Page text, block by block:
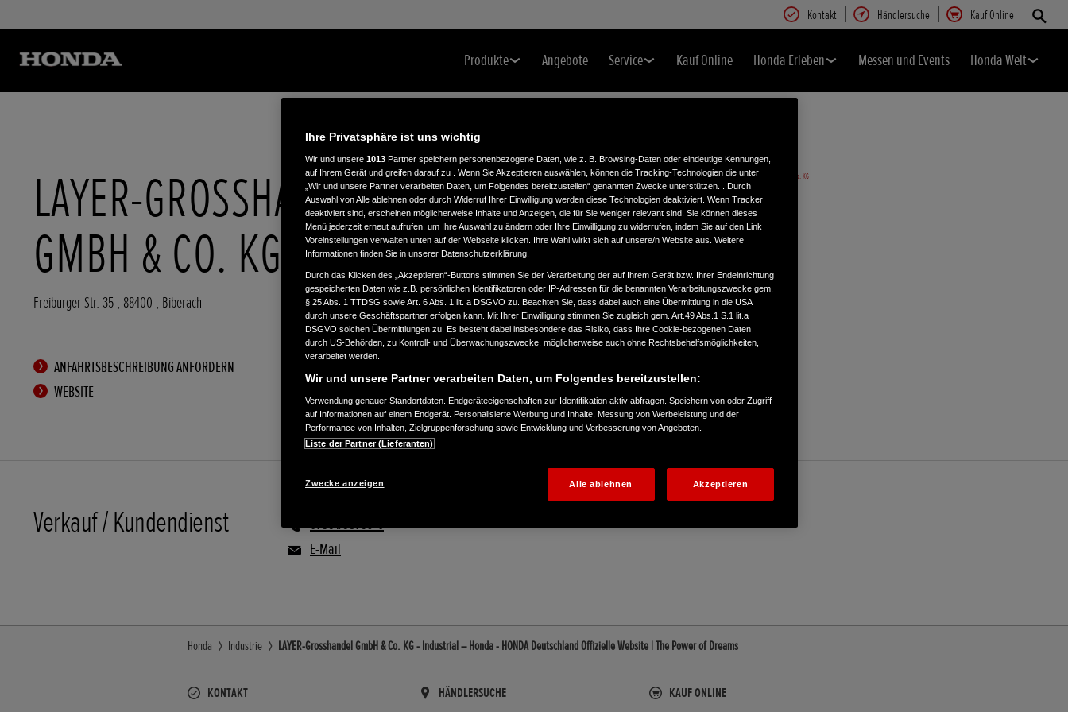
Kontakt Händlersuche Kauf Online
Produkte Angebote Service Kauf Online Honda Erleben Messen und Events Honda Welt
LAYER-GROSSHANDEL
GMBH & CO. KG
Freiburger Str. 35 , 88400 , Biberach
ANFAHRTSBESCHREIBUNG ANFORDERN
WEBSITE
Verkauf / Kundendienst
07351/58759-0
E-Mail
Honda Industrie LAYER-Grosshandel GmbH & Co. KG - Industrial – Honda - HONDA Deutschland Offizielle Website | The Power of Dreams
KONTAKT HÄNDLERSUCHE KAUF ONLINE
Ihre Privatsphäre ist uns wichtig
Wir und unsere 1013 Partner speichern personenbezogene Daten, wie z. B. Browsing-Daten oder eindeutige Kennungen,
auf Ihrem Gerät und greifen darauf zu . Wenn Sie Akzeptieren auswählen, können die Tracking-Technologien die unter
„Wir und unsere Partner verarbeiten Daten, um Folgendes bereitzustellen“ genannten Zwecke unterstützen. . Durch
Auswahl von Alle ablehnen oder durch Widerruf Ihrer Einwilligung werden diese Technologien deaktiviert. Wenn Tracker
deaktiviert sind, erscheinen möglicherweise Inhalte und Anzeigen, die für Sie weniger relevant sind. Sie können dieses
Menü jederzeit erneut aufrufen, um Ihre Auswahl zu ändern oder Ihre Einwilligung zu widerrufen, indem Sie auf den Link
Voreinstellungen verwalten unten auf der Webseite klicken. Ihre Wahl wirkt sich auf unsere/n Website aus. Weitere
Informationen finden Sie in unserer Datenschutzerklärung.
Durch das Klicken des „Akzeptieren“-Buttons stimmen Sie der Verarbeitung der auf Ihrem Gerät bzw. Ihrer Endeinrichtung
gespeicherten Daten wie z.B. persönlichen Identifikatoren oder IP-Adressen für die benannten Verarbeitungszwecke gem.
§ 25 Abs. 1 TTDSG sowie Art. 6 Abs. 1 lit. a DSGVO zu. Beachten Sie, dass dabei auch eine Übermittlung in die USA
durch unsere Geschäftspartner erfolgen kann. Mit Ihrer Einwilligung stimmen Sie zugleich gem. Art.49 Abs.1 S.1 lit.a
DSGVO solchen Übermittlungen zu. Es besteht dabei insbesondere das Risiko, dass Ihre Cookie-bezogenen Daten
durch US-Behörden, zu Kontroll- und Überwachungszwecke, möglicherweise auch ohne Rechtsbehelfsmöglichkeiten,
verarbeitet werden.
Wir und unsere Partner verarbeiten Daten, um Folgendes bereitzustellen:
Verwendung genauer Standortdaten. Endgeräteeigenschaften zur Identifikation aktiv abfragen. Speichern von oder Zugriff
auf Informationen auf einem Endgerät. Personalisierte Werbung und Inhalte, Messung von Werbeleistung und der
Performance von Inhalten, Zielgruppenforschung sowie Entwicklung und Verbesserung von Angeboten.
Liste der Partner (Lieferanten)
Zwecke anzeigen Alle ablehnen Akzeptieren